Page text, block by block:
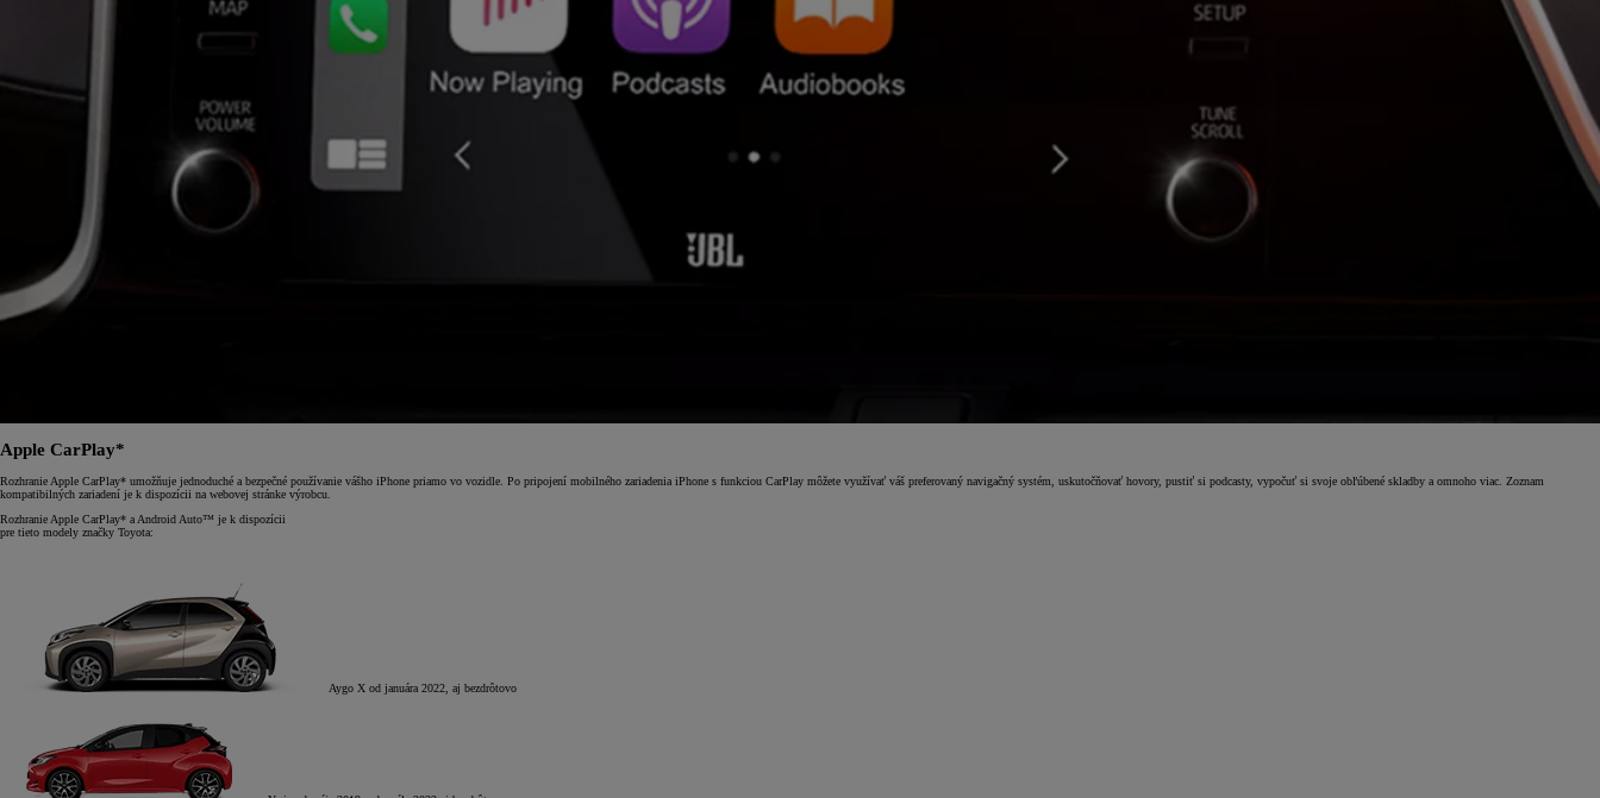
Apple CarPlay*
Rozhranie Apple CarPlay* umožňuje jednoduché a bezpečné používanie vášho iPhone priamo vo vozidle. Po pripojení mobilného zariadenia iPhone s funkciou CarPlay môžete využívať váš preferovaný navigačný systém, uskutočňovať hovory, pustiť si podcasty, vypočuť si svoje obľúbené skladby a omnoho viac. Zoznam
kompatibilných zariadení je k dispozícii na webovej stránke výrobcu.
Rozhranie Apple CarPlay* a Android Auto™ je k dispozícii
pre tieto modely značky Toyota:
Aygo X od januára 2022, aj bezdrôtovo